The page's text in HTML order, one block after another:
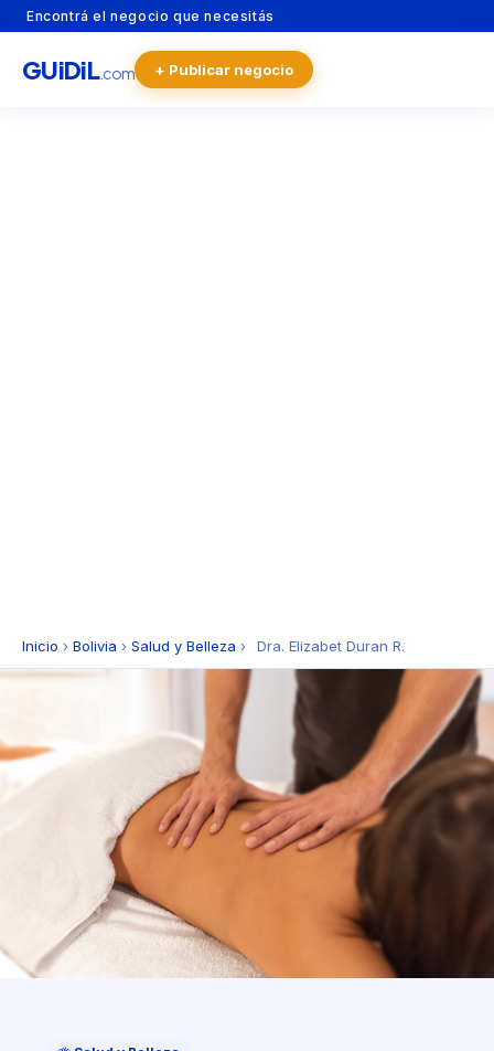
Encontrá el negocio que necesitás
GUiDiL.com + Publicar negocio
Inicio › Bolivia › Salud y Belleza › Dra. Elizabet Duran R.